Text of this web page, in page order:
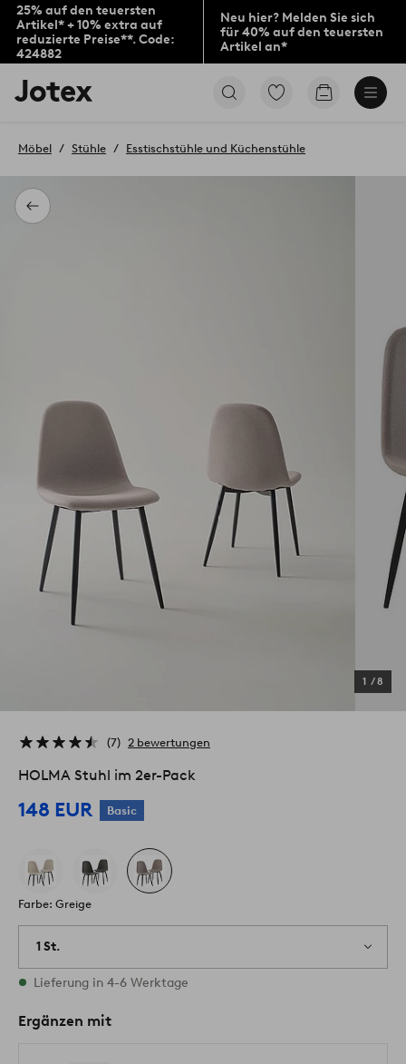
25% auf den teuersten
Artikel* + 10% extra auf
reduzierte Preise**. Code:
424882
Neu hier? Melden Sie sich
für 40% auf den teuersten
Artikel an*
Jotex-
Logo
Startseite
Zu
Favoriten
Produkten
Zum
Zurück
Möbel Stühle Esstischstühle und Küchenstühle
1 /8
7 2 bewertungen
HOLMA Stuhl im 2er-Pack
148 EUR Basic
Farbe: Greige
1 St.
Vorrätig
Lieferung in 4-6 Werktage
Ergänzen mit